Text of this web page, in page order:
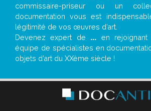
commissaire-priseur ou un
documentation vous est
légitimité de vos œuvres d’art.
Devenez expert de ... en
équipe de spécialistes en
objets d’art du XXème siècle !